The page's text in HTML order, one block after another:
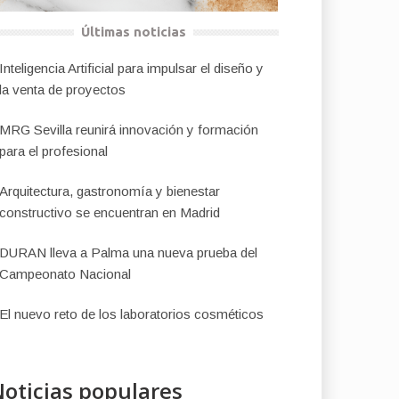
Últimas noticias
Inteligencia Artificial para impulsar el diseño y
la venta de proyectos
MRG Sevilla reunirá innovación y formación
para el profesional
Arquitectura, gastronomía y bienestar
constructivo se encuentran en Madrid
DURAN lleva a Palma una nueva prueba del
Campeonato Nacional
El nuevo reto de los laboratorios cosméticos
populares